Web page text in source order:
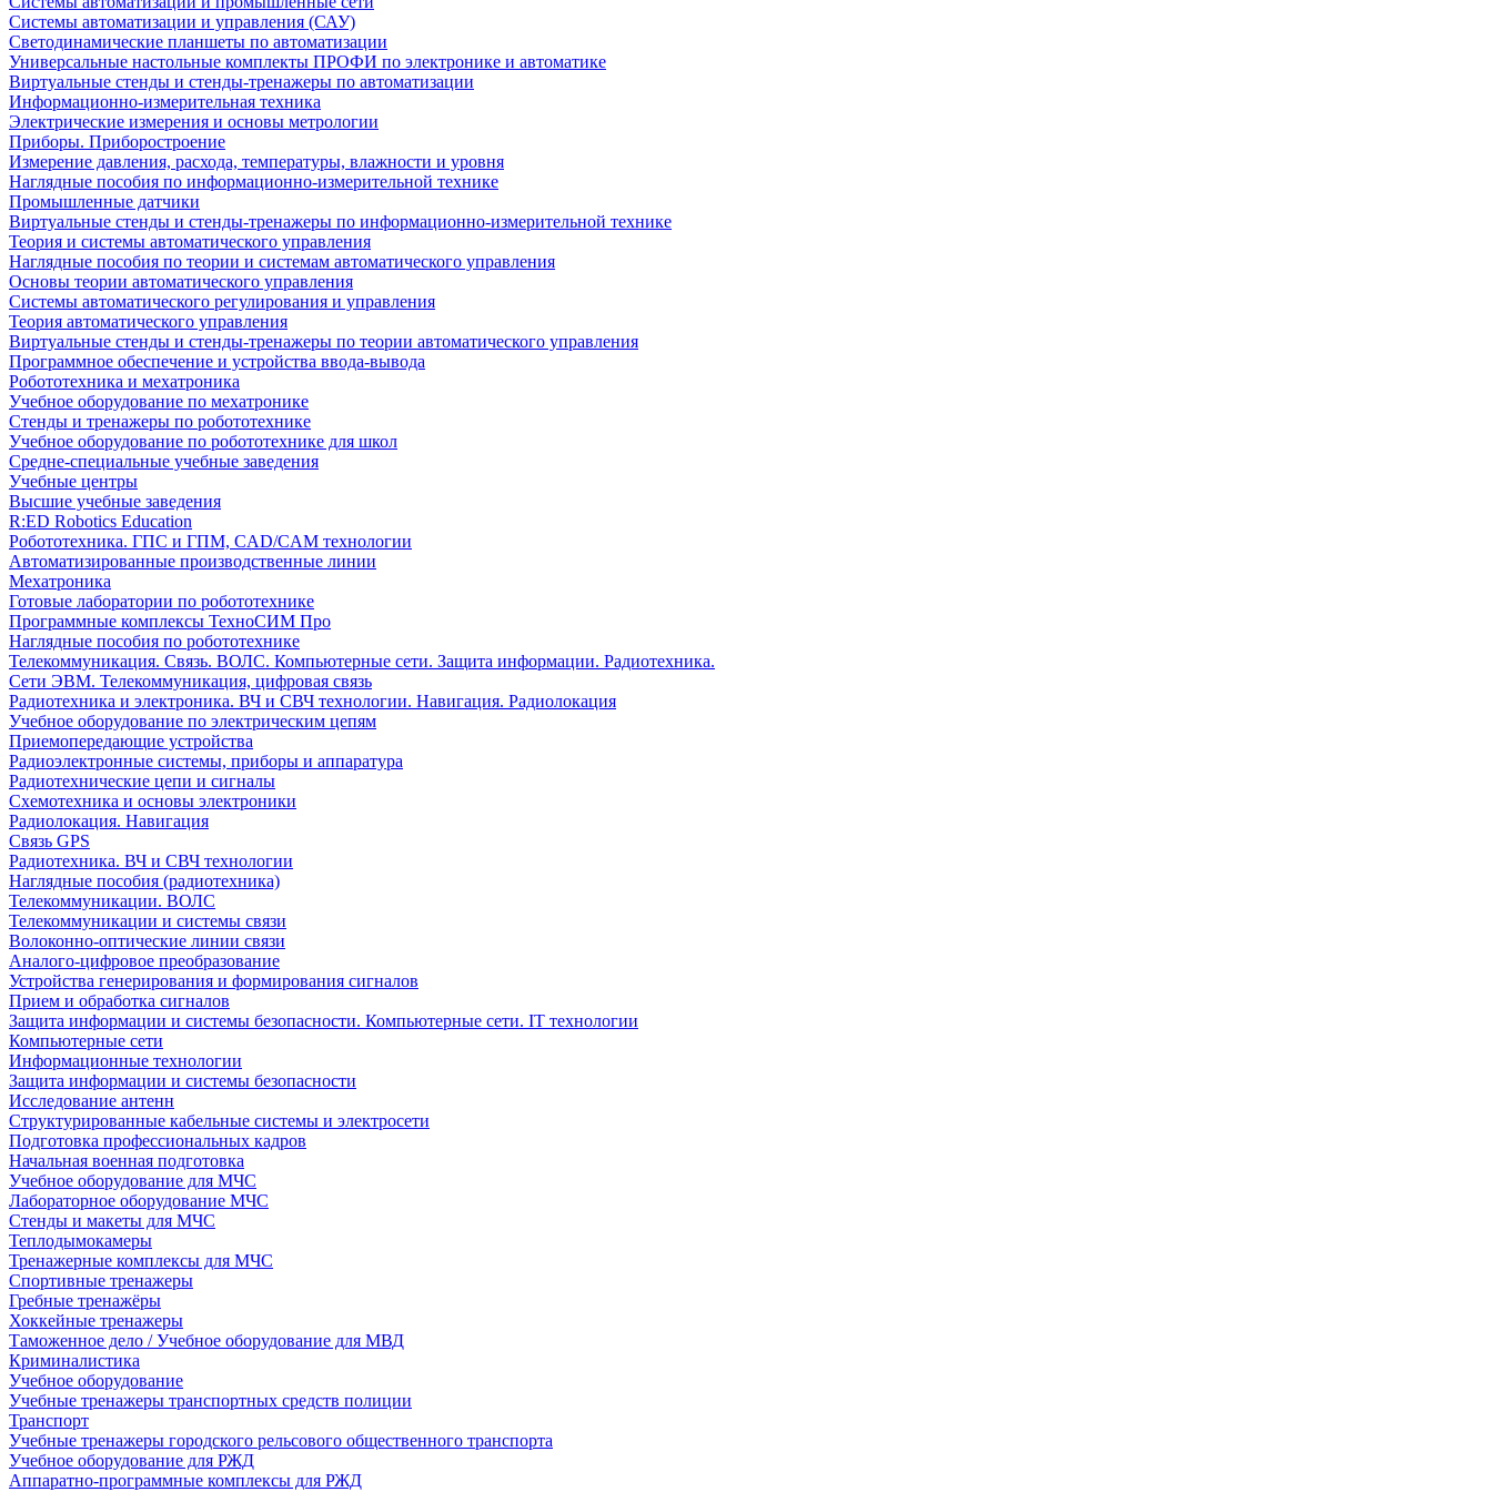
Системы автоматизации и управления (САУ)
Светодинамические планшеты по автоматизации
Универсальные настольные комплекты ПРОФИ по электронике и автоматике
Виртуальные стенды и стенды-тренажеры по автоматизации
Информационно-измерительная техника
Электрические измерения и основы метрологии
Приборы. Приборостроение
Измерение давления, расхода, температуры, влажности и уровня
Наглядные пособия по информационно-измерительной технике
Промышленные датчики
Виртуальные стенды и стенды-тренажеры по информационно-измерительной технике
Теория и системы автоматического управления
Наглядные пособия по теории и системам автоматического управления
Основы теории автоматического управления
Системы автоматического регулирования и управления
Теория автоматического управления
Виртуальные стенды и стенды-тренажеры по теории автоматического управления
Программное обеспечение и устройства ввода-вывода
Робототехника и мехатроника
Учебное оборудование по мехатронике
Стенды и тренажеры по робототехнике
Учебное оборудование по робототехнике для школ
Средне-специальные учебные заведения
Учебные центры
Высшие учебные заведения
R:ED Robotics Education
Робототехника. ГПС и ГПМ, CAD/CAM технологии
Автоматизированные производственные линии
Мехатроника
Готовые лаборатории по робототехнике
Программные комплексы ТехноСИМ Про
Наглядные пособия по робототехнике
Телекоммуникация. Связь. ВОЛС. Компьютерные сети. Защита информации. Радиотехника.
Сети ЭВМ. Телекоммуникация, цифровая связь
Радиотехника и электроника. ВЧ и СВЧ технологии. Навигация. Радиолокация
Учебное оборудование по электрическим цепям
Приемопередающие устройства
Радиоэлектронные системы, приборы и аппаратура
Радиотехнические цепи и сигналы
Схемотехника и основы электроники
Радиолокация. Навигация
Связь GPS
Радиотехника. ВЧ и СВЧ технологии
Наглядные пособия (радиотехника)
Телекоммуникации. ВОЛС
Телекоммуникации и системы связи
Волоконно-оптические линии связи
Аналого-цифровое преобразование
Устройства генерирования и формирования сигналов
Прием и обработка сигналов
Защита информации и системы безопасности. Компьютерные сети. IT технологии
Компьютерные сети
Информационные технологии
Защита информации и системы безопасности
Исследование антенн
Структурированные кабельные системы и электросети
Подготовка профессиональных кадров
Начальная военная подготовка
Учебное оборудование для МЧС
Лабораторное оборудование МЧС
Стенды и макеты для МЧС
Теплодымокамеры
Тренажерные комплексы для МЧС
Спортивные тренажеры
Гребные тренажёры
Хоккейные тренажеры
Таможенное дело / Учебное оборудование для МВД
Криминалистика
Учебное оборудование
Учебные тренажеры транспортных средств полиции
Транспорт
Учебные тренажеры городского рельсового общественного транспорта
Учебное оборудование для РЖД
Аппаратно-программные комплексы для РЖД